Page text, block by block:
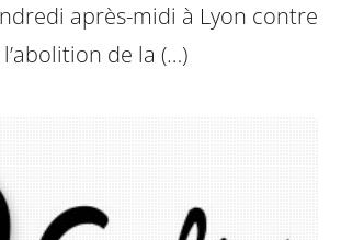
après-midi à Lyon contre
l’abolition de la (…)